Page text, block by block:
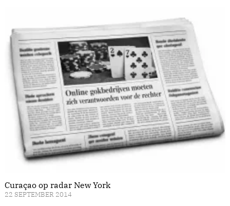
Curaçao op radar New York
22 SEPTEMBER 2014